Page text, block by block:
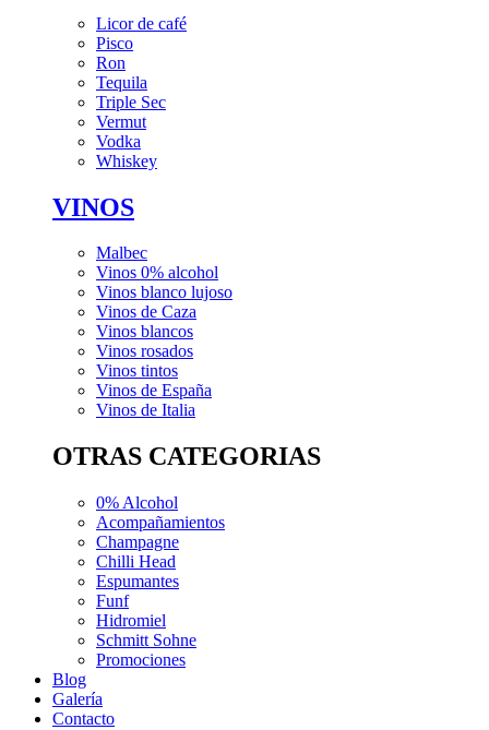
Licor de café
Pisco
Ron
Tequila
Triple Sec
Vermut
Vodka
Whiskey
VINOS
Malbec
Vinos 0% alcohol
Vinos blanco lujoso
Vinos de Caza
Vinos blancos
Vinos rosados
Vinos tintos
Vinos de España
Vinos de Italia
OTRAS CATEGORIAS
0% Alcohol
Acompañamientos
Champagne
Chilli Head
Espumantes
Funf
Hidromiel
Schmitt Sohne
Promociones
Blog
Galería
Contacto